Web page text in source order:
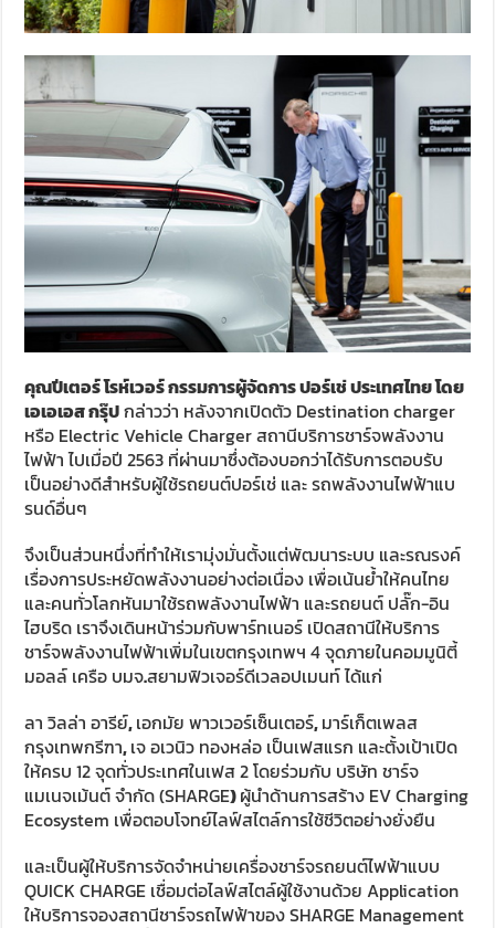
คุณปีเตอร์ โรห์เวอร์ กรรมการผู้จัดการ ปอร์เช่ ประเทศไทย โดย
เอเอเอส กรุ๊ปกล่าวว่า หลังจากเปิดตัว Destination charger
หรือ Electric Vehicle Charger สถานีบริการชาร์จพลังงาน
ไฟฟ้า ไปเมื่อปี 2563 ที่ผ่านมาซึ่งต้องบอกว่าได้รับการตอบรับ
เป็นอย่างดีสำหรับผู้ใช้รถยนต์ปอร์เช่ และ รถพลังงานไฟฟ้าแบ
รนด์อื่นๆ
จึงเป็นส่วนหนึ่งที่ทำให้เรามุ่งมั่นตั้งแต่พัฒนาระบบ และรณรงค์
เรื่องการประหยัดพลังงานอย่างต่อเนื่อง เพื่อเน้นย้ำให้คนไทย
และคนทั่วโลกหันมาใช้รถพลังงานไฟฟ้า และรถยนต์ ปลั๊ก-อิน
ไฮบริด เราจึงเดินหน้าร่วมกับพาร์ทเนอร์ เปิดสถานีให้บริการ
ชาร์จพลังงานไฟฟ้าเพิ่มในเขตกรุงเทพฯ 4 จุดภายในคอมมูนิตี้
มอลล์ เครือ บมจ.สยามฟิวเจอร์ดีเวลอปเมนท์ ได้แก่
ลา วิลล่า อารีย์,เอกมัย พาวเวอร์เซ็นเตอร์,มาร์เก็ตเพลส
กรุงเทพกรีฑา,เจ อเวนิว ทองหล่อ เป็นเฟสแรก และตั้งเป้าเปิด
ให้ครบ 12 จุดทั่วประเทศในเฟส 2 โดยร่วมกับ บริษัท ชาร์จ
แมเนจเม้นต์ จำกัด (SHARGE)ผู้นำด้านการสร้าง EV Charging
Ecosystem เพื่อตอบโจทย์ไลฟ์สไตล์การใช้ชีวิตอย่างยั่งยืน
และเป็นผู้ให้บริการจัดจำหน่ายเครื่องชาร์จรถยนต์ไฟฟ้าแบบ
QUICK CHARGE เชื่อมต่อไลฟ์สไตล์ผู้ใช้งานด้วย Application
ให้บริการจองสถานีชาร์จรถไฟฟ้าของ SHARGE Management